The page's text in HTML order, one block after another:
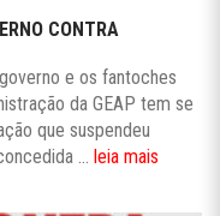
CONTRA
e os fantoches
da GEAP tem se
que suspendeu
... leia mais